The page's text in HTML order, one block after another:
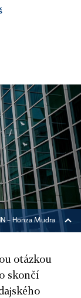
– Honza Mudra
otázkou
skončí